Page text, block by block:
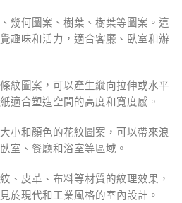
幾何圖案、樹葉、樹葉等圖案。這
趣味和活力，適合客廳、臥室和辦
紋圖案，可以產生縱向拉伸或水平
適合塑造空間的高度和寬度感。
小和顏色的花紋圖案，可以帶來浪
室、餐廳和浴室等區域。
、皮革、布料等材質的紋理效果，
於現代和工業風格的室內設計。